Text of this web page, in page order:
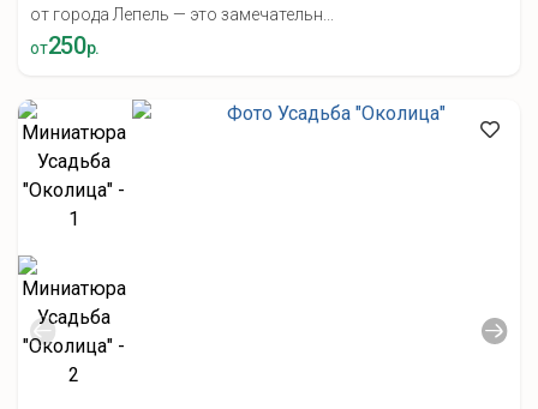
от города Лепель — это замечательн...
от250р.